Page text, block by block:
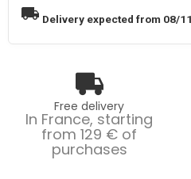
local_shipping Delivery expected from 08/
Free delivery
In France, starting
from 129 € of
purchases